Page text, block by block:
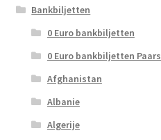
Bankbiljetten
0 Euro bankbiljetten
0 Euro bankbiljetten Paars
Afghanistan
Albanie
Algerije